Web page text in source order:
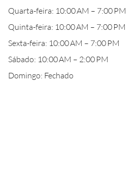
Quarta-feira: 10:00 AM – 7:00 PM
Quinta-feira: 10:00 AM – 7:00 PM
Sexta-feira: 10:00 AM – 7:00 PM
Sábado: 10:00 AM – 2:00 PM
Domingo: Fechado